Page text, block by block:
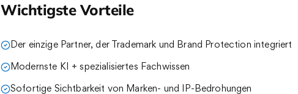
Wichtigste Vorteile
Der einzige Partner, der Trademark und Brand Protection integriert
Modernste KI + spezialisiertes Fachwissen
Sofortige Sichtbarkeit von Marken- und IP-Bedrohungen